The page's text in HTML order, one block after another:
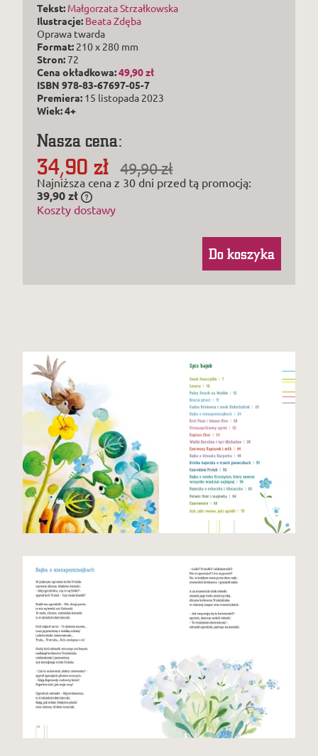
Tekst: Małgorzata Strzałkowska
Ilustracje: Beata Zdęba
Oprawa twarda
Format: 210 x 280 mm
Stron:72
Cena okładkowa:49,90 zł
ISBN 978-83-67697-05-7
Premiera: 15 listopada 2023
Wiek: 4+
Nasza cena:
34,90 zł 49,90 zł
Najniższa cena z 30 dni przed tą promocją:
39,90 zł
30 dni, wyświetlana jest najniższa cena od
Koszty dostawy
Do koszyka